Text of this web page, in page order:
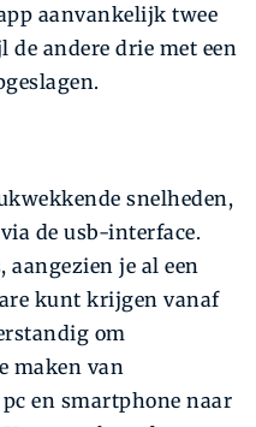
aanvankelijk twee
de andere drie met een
snelheden,
de usb-interface.
aangezien je al een
kunt krijgen vanaf
om
maken van
en smartphone naar